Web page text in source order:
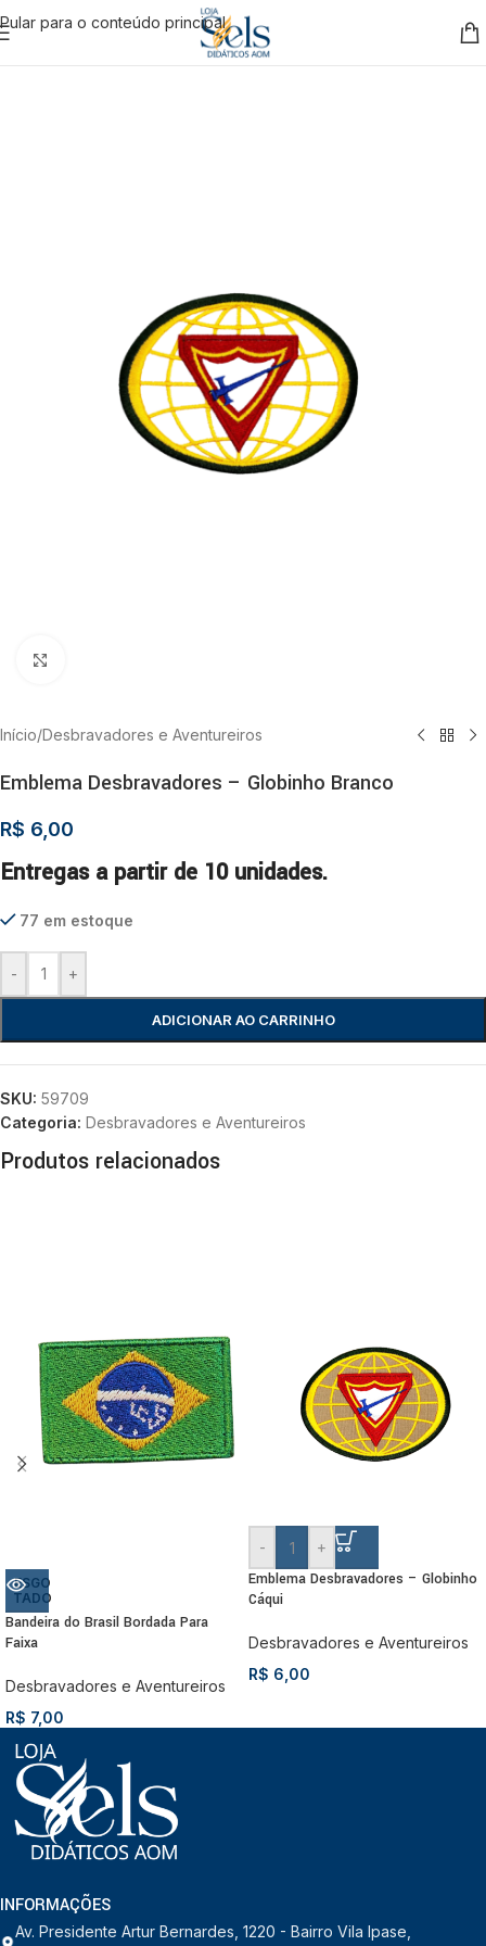
Pular para o conteúdo principal
Início/Desbravadores e Aventureiros
Emblema Desbravadores – Globinho Branco
R$ 6,00
Entregas a partir de 10 unidades.
77 em estoque
- +
ADICIONAR AO CARRINHO
SKU: 59709
Categoria: Desbravadores e Aventureiros
Produtos relacionados
ESGO
TADO
Bandeira do Brasil Bordada Para
Faixa
Desbravadores e Aventureiros
R$ 7,00
- +
Emblema Desbravadores – Globinho
Cáqui
Desbravadores e Aventureiros
R$ 6,00
INFORMAÇÕES
Av. Presidente Artur Bernardes, 1220 - Bairro Vila Ipase,